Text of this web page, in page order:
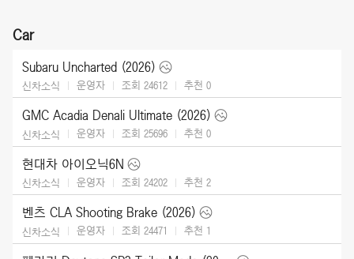
Car
Subaru Uncharted (2026)
신차소식 운영자 조회 24612 추천 0
GMC Acadia Denali Ultimate (2026)
신차소식 운영자 조회 25696 추천 0
현대차 아이오닉6N
신차소식 운영자 조회 24202 추천 2
벤츠 CLA Shooting Brake (2026)
신차소식 운영자 조회 24471 추천 1